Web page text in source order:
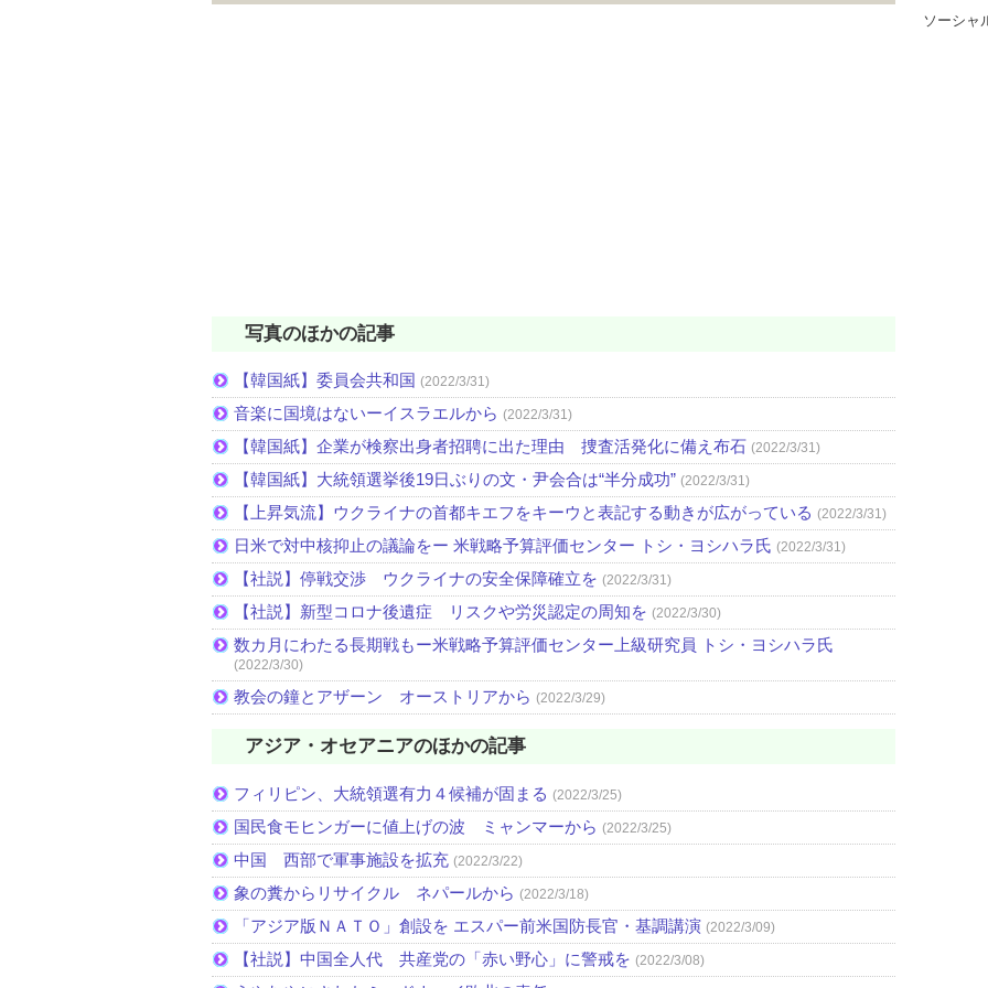
写真のほかの記事
【韓国紙】委員会共和国 (2022/3/31)
音楽に国境はないーイスラエルから (2022/3/31)
【韓国紙】企業が検察出身者招聘に出た理由 捜査活発化に備え布石 (2022/3/31)
【韓国紙】大統領選挙後19日ぶりの文・尹会合は“半分成功” (2022/3/31)
【上昇気流】ウクライナの首都キエフをキーウと表記する動きが広がっている (2022/3/31)
日米で対中核抑止の議論をー 米戦略予算評価センター トシ・ヨシハラ氏 (2022/3/31)
【社説】停戦交渉 ウクライナの安全保障確立を (2022/3/31)
【社説】新型コロナ後遺症 リスクや労災認定の周知を (2022/3/30)
数カ月にわたる長期戦もー米戦略予算評価センター上級研究員 トシ・ヨシハラ氏
(2022/3/30)
教会の鐘とアザーン オーストリアから (2022/3/29)
アジア・オセアニアのほかの記事
フィリピン、大統領選有力４候補が固まる (2022/3/25)
国民食モヒンガーに値上げの波 ミャンマーから (2022/3/25)
中国 西部で軍事施設を拡充 (2022/3/22)
象の糞からリサイクル ネパールから (2022/3/18)
「アジア版ＮＡＴＯ」創設を エスパー前米国防長官・基調講演 (2022/3/09)
【社説】中国全人代 共産党の「赤い野心」に警戒を (2022/3/08)
ソーシャ